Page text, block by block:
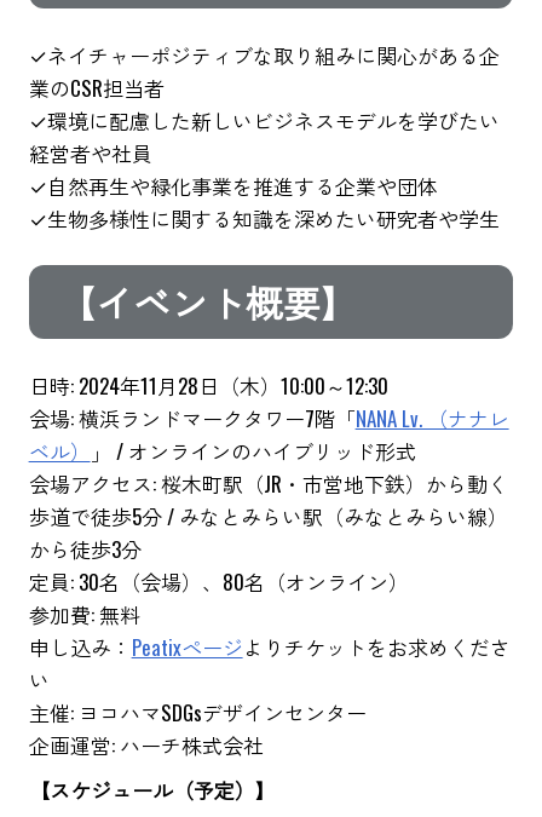
✓ネイチャーポジティブな取り組みに関心がある企
業のCSR担当者
✓環境に配慮した新しいビジネスモデルを学びたい
経営者や社員
✓自然再生や緑化事業を推進する企業や団体
✓生物多様性に関する知識を深めたい研究者や学生
【イベント概要】
日時: 2024年11月28日（木）10:00～12:30
会場: 横浜ランドマークタワー7階「NANA Lv. （ナナレ
ベル）
」 / オンラインのハイブリッド形式
会場アクセス: 桜木町駅（JR・市営地下鉄）から動く
歩道で徒歩5分 / みなとみらい駅（みなとみらい線）
から徒歩3分
定員: 30名（会場）、80名（オンライン）
参加費: 無料
申し込み： Peatixページ よりチケットをお求めくださ
い
主催: ヨコハマSDGsデザインセンター
企画運営: ハーチ株式会社
【スケジュール（予定）】